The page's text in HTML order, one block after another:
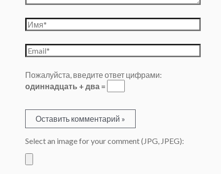
Имя*
Email*
Пожалуйста, введите ответ цифрами:
одиннадцать + два =
Select an image for your comment (JPG, JPEG):